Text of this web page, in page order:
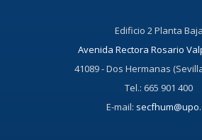
Edificio 2 Planta Baja
Avenida Rectora Rosario
41089 - Dos Hermanas
Tel.: 665 901 400
E-mail: